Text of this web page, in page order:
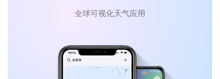
全球可视化天气应用